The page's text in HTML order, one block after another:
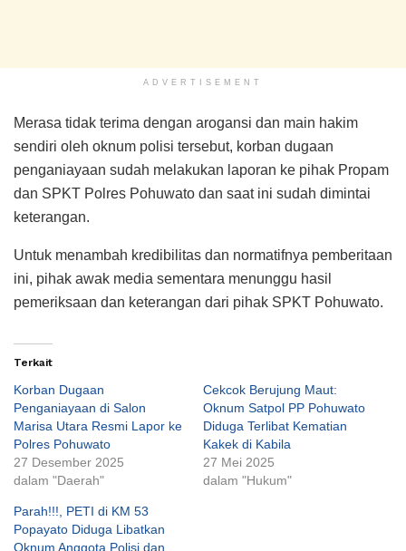
ADVERTISEMENT
Merasa tidak terima dengan arogansi dan main hakim
sendiri oleh oknum polisi tersebut, korban dugaan
penganiayaan sudah melakukan laporan ke pihak Propam
dan SPKT Polres Pohuwato dan saat ini sudah dimintai
keterangan.
Untuk menambah kredibilitas dan normatifnya pemberitaan
ini, pihak awak media sementara menunggu hasil
pemeriksaan dan keterangan dari pihak SPKT Pohuwato.
Terkait
Korban Dugaan
Penganiayaan di Salon
Marisa Utara Resmi Lapor ke
Polres Pohuwato
27 Desember 2025
dalam "Daerah"
Cekcok Berujung Maut:
Oknum Satpol PP Pohuwato
Diduga Terlibat Kematian
Kakek di Kabila
27 Mei 2025
dalam "Hukum"
Parah!!!, PETI di KM 53
Popayato Diduga Libatkan
Oknum Anggota Polisi dan